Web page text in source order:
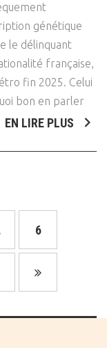
génétique
le délinquant
française,
fin 2025. Celui
bon en parler
EN LIRE PLUS
6